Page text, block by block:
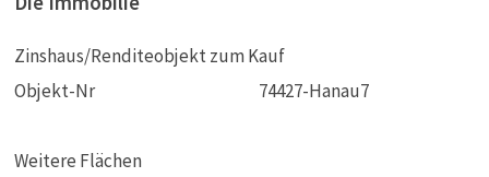
Zinshaus/Renditeobjekt zum Kauf
Objekt-Nr
74427-Hanau7
Weitere Flächen